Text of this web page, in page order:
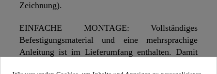
Zeichnung).
EINFACHE MONTAGE: Vollständiges
Befestigungsmaterial und eine mehrsprachige
Anleitung ist im Lieferumfang enthalten. Damit